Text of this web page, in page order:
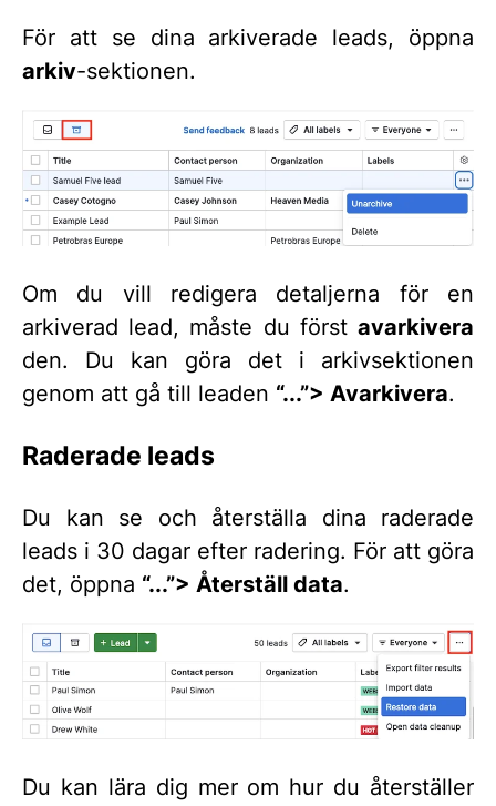
För att se dina arkiverade leads, öppna
arkiv-sektionen.
Om du vill redigera detaljerna för en
arkiverad lead, måste du först avarkivera
den. Du kan göra det i arkivsektionen
genom att gå till leaden “...”> Avarkivera.
Raderade leads
Du kan se och återställa dina raderade
leads i 30 dagar efter radering. För att göra
det, öppna “...”> Återställ data.
Du kan lära dig mer om hur du återställer